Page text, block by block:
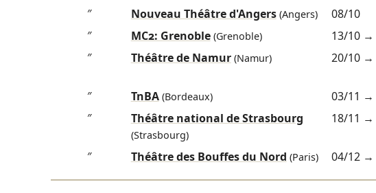
″ Nouveau Théâtre d'Angers(Angers) 08/10
″
MC2: Grenoble(Grenoble) 13/10→
″ Théâtre de Namur(Namur) 20/10→
″
TnBA(Bordeaux) 03/11 →
″ Théâtre national de Strasbourg
(Strasbourg)
18/11 →
″ Théâtre des Bouffes du Nord (Paris) 04/12→